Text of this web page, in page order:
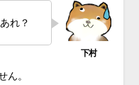
れ？
ん。